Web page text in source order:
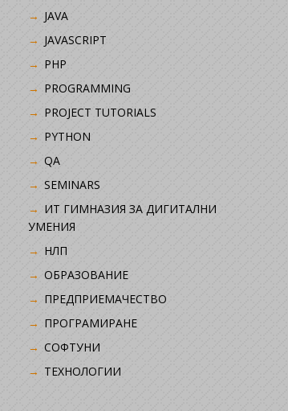
JAVA
JAVASCRIPT
PHP
PROGRAMMING
PROJECT TUTORIALS
PYTHON
QA
SEMINARS
ИТ ГИМНАЗИЯ ЗА ДИГИТАЛНИ
УМЕНИЯ
НЛП
ОБРАЗОВАНИЕ
ПРЕДПРИЕМАЧЕСТВО
ПРОГРАМИРАНЕ
СОФТУНИ
ТЕХНОЛОГИИ